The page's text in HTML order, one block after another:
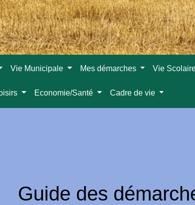
Vie Municipale Mes démarches Vie
Economie/Santé Cadre de vie
Guide des